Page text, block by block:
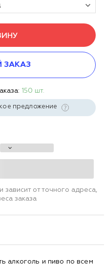
ЗАКАЗ
150 шт.
предложение
от точного адреса,
заказа
алкоголь и пиво по всем